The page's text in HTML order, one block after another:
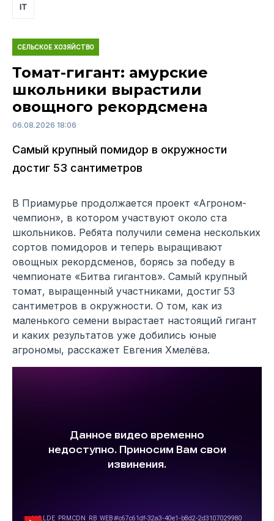
IT
СЕЛЬСКОЕ ХОЗЯЙСТВО
Томат-гигант: амурские
школьники вырастили
овощного рекордсмена
06.08.2026 18:06
Самый крупный помидор в окружности
достиг 53 сантиметров
В Приамурье продолжается проект «Агроном-
чемпион», в котором участвуют около ста
школьников. Ребята получили семена нескольких
сортов помидоров и теперь выращивают
овощных рекордсменов, борясь за победу в
чемпионате «Битва гигантов». Самый крупный
томат, выращенный участниками, достиг 53
сантиметров в окружности. О том, как из
маленького семени вырастает настоящий гигант
и каких результатов уже добились юные
агрономы, расскажет Евгения Хмелёва.